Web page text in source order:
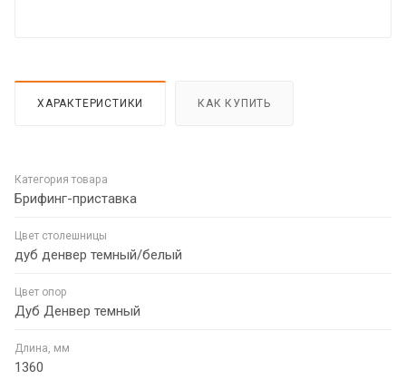
ХАРАКТЕРИСТИКИ КАК КУПИТЬ
Категория товара
Брифинг-приставка
Цвет столешницы
дуб денвер темный/белый
Цвет опор
Дуб Денвер темный
Длина, мм
1360